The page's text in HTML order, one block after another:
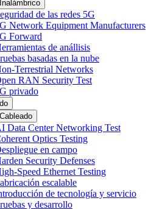
Inalámbrico
de las redes 5G
Network Equipment Manufacturers
Forward
de anállisis
basadas en la nube
Terrestrial Networks
RAN Security Test
privado
Cableado
Data Center Networking Test
Optics Testing
en campo
Security Defenses
Speed Ethernet Testing
escalable
de tecnología y servicio
y desarrollo